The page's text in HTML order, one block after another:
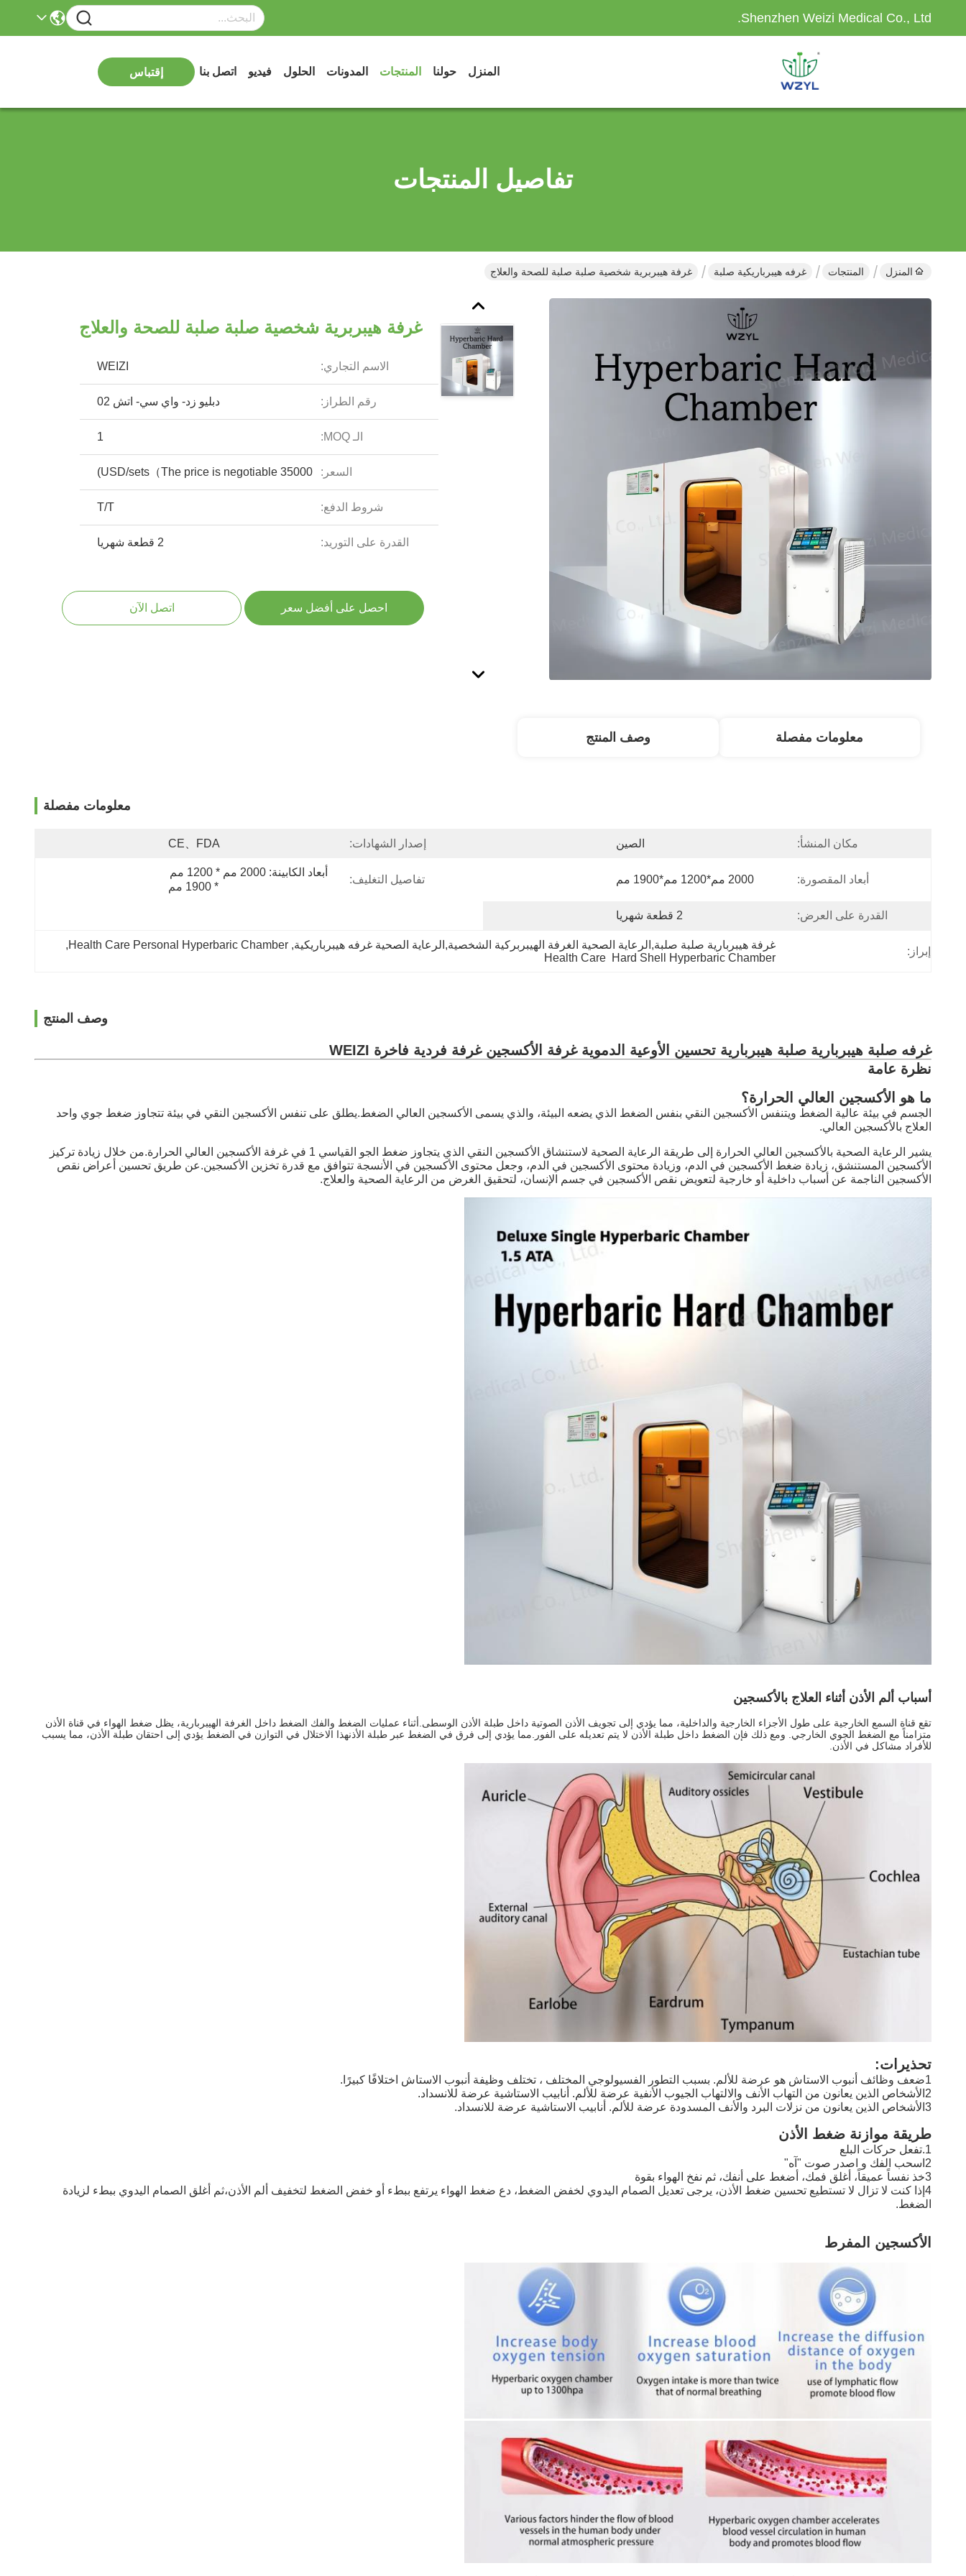
Shenzhen Weizi Medical Co., Ltd.
المنزل حولنا المنتجات المدونات الحلول فيديو اتصل بنا إقتباس
تفاصيل المنتجات
المنزل المنتجات غرفه هيبرباريكية صلبة غرفة هيبربرية شخصية صلبة صلبة للصحة والعلاج
غرفة هيبربرية شخصية صلبة صلبة للصحة والعلاج
الاسم التجاري: WEIZI
رقم الطراز: دبليو زد- واي سي- اتش 02
الـ MOQ: 1
السعر: 35000 USD/sets（The price is negotiable)
شروط الدفع: T/T
القدرة على التوريد: 2 قطعة شهريا
احصل على أفضل سعر اتصل الآن
معلومات مفصلة وصف المنتج
معلومات مفصلة
مكان المنشأ: الصين إصدار الشهادات: CE、FDA
أبعاد المقصورة: 2000 مم*1200 مم*1900 مم تفاصيل التغليف:
* 1900 مم
القدرة على العرض: 2 قطعة شهريا
إبراز:
غرفة هيبربارية صلبة صلبة,الرعاية الصحية الغرفة الهيبربركية الشخصية,الرعاية الصحية غرفه هيبرباريكية,
Health Care Personal Hyperbaric Chamber
,
Health Care  Hard Shell Hyperbaric Chamber
وصف المنتج
غرفه صلبة هيبربارية صلبة هيبربارية تحسين الأوعية الدموية غرفة الأكسجين غرفة فردية فاخرة WEIZI
نظرة عامة
ما هو الأكسجين العالي الحرارة؟
الجسم في بيئة عالية الضغط ويتنفس الأكسجين النقي بنفس الضغط الذي يضعه البيئة، والذي يسمى الأكسجين العالي الضغط.يطلق على تنفس الأكسجين النقي في بيئة تتجاوز ضغط جوي واحد
العلاج بالأكسجين العالي.
يشير الرعاية الصحية بالأكسجين العالي الحرارة إلى طريقة الرعاية الصحية لاستنشاق الأكسجين النقي الذي يتجاوز ضغط الجو القياسي 1 في غرفة الأكسجين العالي الحرارة.من خلال زيادة تركيز
الأكسجين المستنشق، زيادة ضغط الأكسجين في الدم، وزيادة محتوى الأكسجين في الدم، وجعل محتوى الأكسجين في الأنسجة تتوافق مع قدرة تخزين الأكسجين.عن طريق تحسين أعراض نقص
الأكسجين الناجمة عن أسباب داخلية أو خارجية لتعويض نقص الأكسجين في جسم الإنسان، لتحقيق الغرض من الرعاية الصحية والعلاج.
أسباب ألم الأذن أثناء العلاج بالأكسجين
تقع قناة السمع الخارجية على طول الأجزاء الخارجية والداخلية، مما يؤدي إلى تجويف الأذن الصوتية داخل طبلة الأذن الوسطى.أثناء عمليات الضغط والفك الضغط داخل الغرفة الهيبربارية، يظل ضغط الهواء في قناة الأذن
متزامناً مع الضغط الجوي الخارجي. ومع ذلك فإن الضغط داخل طبلة الأذن لا يتم تعديله على الفور.مما يؤدي إلى فرق في الضغط عبر طبلة الأذنهذا الاختلال في التوازن في الضغط يؤدي إلى احتقان طبلة الأذن، مما يسبب
للأفراد مشاكل في الأذن.
تحذيرات:
1ضعف وظائف أنبوب الاستاش هو عرضة للألم. بسبب التطور الفسيولوجي المختلف ، تختلف وظيفة أنبوب الاستاش اختلافًا كبيرًا.
2الأشخاص الذين يعانون من التهاب الأنف والالتهاب الجيوب الأنفية عرضة للألم. أنابيب الاستاشية عرضة للانسداد.
3الأشخاص الذين يعانون من نزلات البرد والأنف المسدودة عرضة للألم. أنابيب الاستاشية عرضة للانسداد.
طريقة موازنة ضغط الأذن
1.تفعل حركات البلع
2اسحب الفك و اصدر صوت "آه"
3خذ نفساً عميقاً، أغلق فمك، أضغط على أنفك، ثم نفخ الهواء بقوة
4إذا كنت لا تزال لا تستطيع تحسين ضغط الأذن، يرجى تعديل الصمام اليدوي لخفض الضغط، دع ضغط الهواء يرتفع ببطء أو خفض الضغط لتخفيف ألم الأذن،ثم أغلق الصمام اليدوي ببطء لزيادة
الضغط.
الأكسجين المفرط